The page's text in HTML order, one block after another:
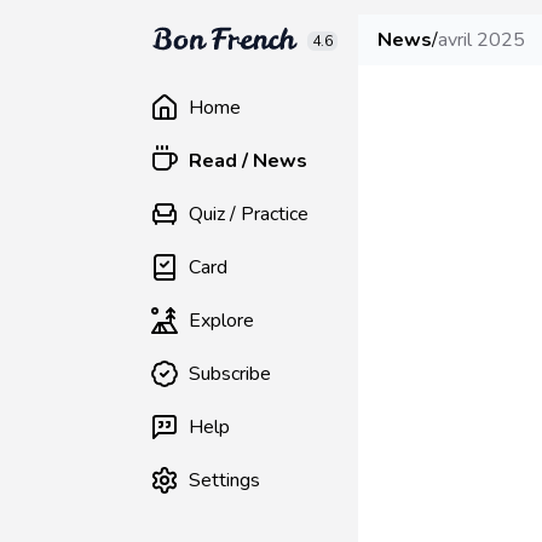
4.6
Home
Read / News
Quiz / Practice
Card
Explore
Subscribe
Help
Settings
News/avril 2025